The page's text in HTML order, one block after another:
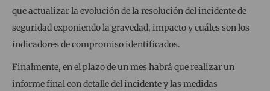
que actualizar la evolución de la resolución del incidente de
seguridad exponiendo la gravedad, impacto y cuáles son los
indicadores de compromiso identificados.
Finalmente, en el plazo de un mes habrá que realizar un
informe final con detalle del incidente y las medidas